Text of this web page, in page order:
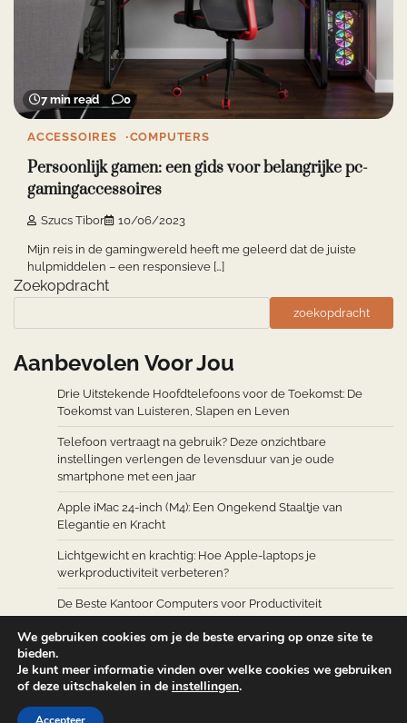
7 min read 0
ACCESSOIRES COMPUTERS
Persoonlijk gamen: een gids voor belangrijke pc-
gamingaccessoires
Szucs Tibor 10/06/2023
Mijn reis in de gamingwereld heeft me geleerd dat de juiste
hulpmiddelen – een responsieve […]
Zoekopdracht
zoekopdracht
Aanbevolen Voor Jou
Drie Uitstekende Hoofdtelefoons voor de Toekomst: De
Toekomst van Luisteren, Slapen en Leven
Telefoon vertraagt na gebruik? Deze onzichtbare
instellingen verlengen de levensduur van je oude
smartphone met een jaar
Apple iMac 24-inch (M4): Een Ongekend Staaltje van
Elegantie en Kracht
Lichtgewicht en krachtig: Hoe Apple-laptops je
werkproductiviteit verbeteren?
De Beste Kantoor Computers voor Productiviteit
Copyright © 2026
We gebruiken cookies om je de beste ervaring op onze site te
bieden.
Je kunt meer informatie vinden over welke cookies we gebruiken
of deze uitschakelen in de instellingen.